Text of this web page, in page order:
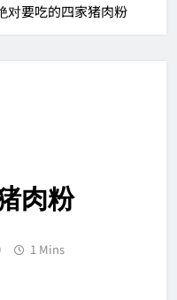
对要吃的四家猪肉粉
肉粉
1 Mins